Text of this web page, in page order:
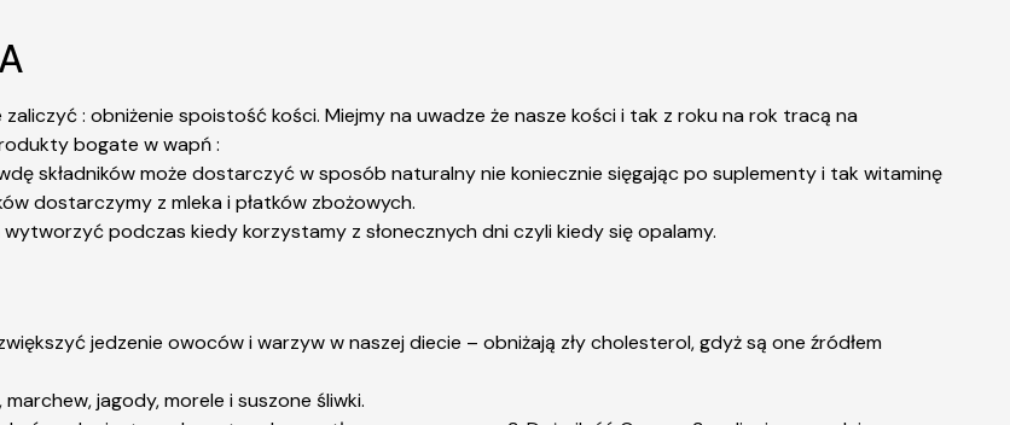
: obniżenie spoistość kości. Miejmy na uwadze że nasze kości i tak z roku na rok tracą na
bogate w wapń :
składników może dostarczyć w sposób naturalny nie koniecznie sięgając po suplementy i tak witaminę
dostarczymy z mleka i płatków zbożowych.
podczas kiedy korzystamy z słonecznych dni czyli kiedy się opalamy.
jedzenie owoców i warzyw w naszej diecie – obniżają zły cholesterol, gdyż są one źródłem
jagody, morele i suszone śliwki.